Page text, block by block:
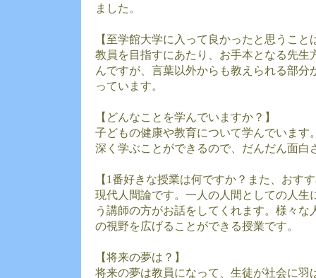
ました。
【至学館大学に入って良かったと思うこと
教員を目指すにあたり、お手本となる先生
んですが、言葉以外からも教えられる部分
っています。
【どんなことを学んでいますか？】
子どもの健康や教育について学んでいます
深く学ぶことができるので、だんだん面白
【1番好きな授業は何ですか？また、おす
現代人間論です。一人の人間としての人生
う講師の方がお話をしてくれます。様々な
の視野を広げることができる授業です。
【将来の夢は？】
将来の夢は教員になって、生徒が社会に羽